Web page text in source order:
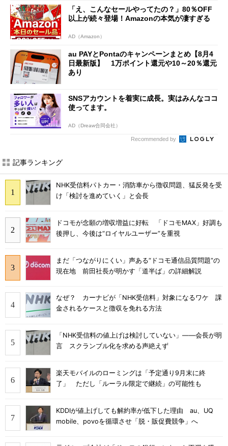
「え、こんなセールやってたの？」80％OFF
以上が続々登場！Amazonの本気が凄すぎる
AD（Amazon）
au PAYとPontaのキャンペーンまとめ【8月4
日最新版】 1万ポイント還元や10～20％還元
あり
SNSアカウントを着実に成長。実はみんなココ
使ってます。
AD（Dreaw合同会社）
Recommended by
記事ランキング
NHK受信料パトカー・消防車から徴収問題、猛反発を受
け「検討を進めていく」と会長
ドコモが念願の増収増益に好転 「ドコモMAX」好調も
後押し、今後は“ロイヤルユーザー”を重視
まだ「つながりにくい」声ある“ドコモ通信品質問題”の
現在地 前田社長が明かす「道半ば」の詳細解説
なぜ？ カーナビが「NHK受信料」対象になるワケ 課
金されるケースと徴収を免れる方法
「NHK受信料の値上げは検討していない」――会長が明
言 スクランブル化を求める声絶えず
楽天モバイルのローミングは「予定通り9月末に終
了」 ただし「ルーラル限定で継続」の可能性も
KDDIが値上げしても解約率が低下した理由 au、UQ
mobile、povoを循環させ「脱・販促費競争」へ